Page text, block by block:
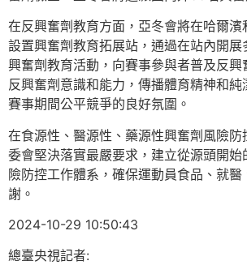
在反興奮劑教育方面，亞冬會將在哈爾濱
設置興奮劑教育拓展站，通過在站內開展
興奮劑教育活動，向賽事參與者普及反
反興奮劑意識和能力，傳播體育精神和純
賽事期間公平競爭的良好氛圍。
在食源性、醫源性、藥源性興奮劑風險防
委會堅決落實最嚴要求，建立從源頭開
險防控工作體系，確保運動員食品、就
謝。
2024-10-29 10:50:43
總臺央視記者: